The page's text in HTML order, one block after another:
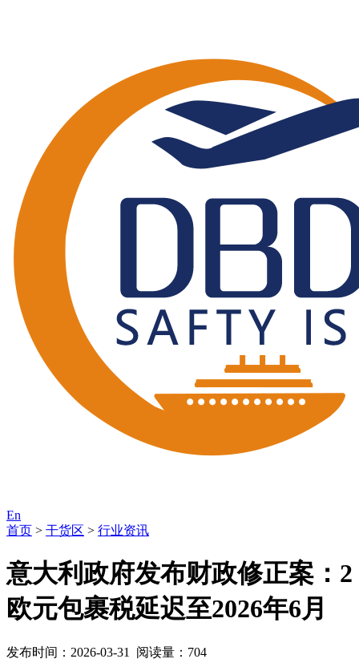
En
首页 > 干货区 > 行业资讯
意大利政府发布财政修正案：2
欧元包裹税延迟至2026年6月
发布时间：2026-03-31 阅读量：704